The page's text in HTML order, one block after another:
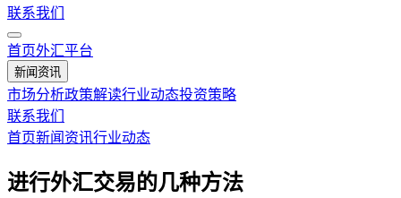
联系我们
首页外汇平台
新闻资讯
市场分析政策解读行业动态投资策略
联系我们
首页新闻资讯行业动态
进行外汇交易的几种方法